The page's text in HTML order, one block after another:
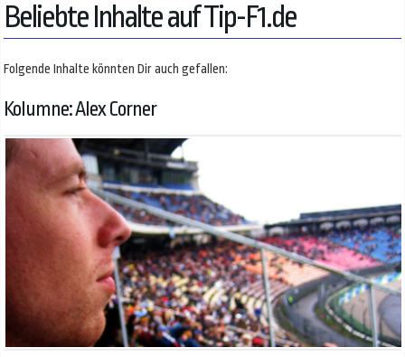
Beliebte Inhalte auf Tip-F1.de
Folgende Inhalte könnten Dir auch gefallen:
Kolumne: Alex Corner